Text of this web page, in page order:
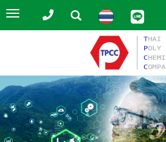
Toggle
navigation